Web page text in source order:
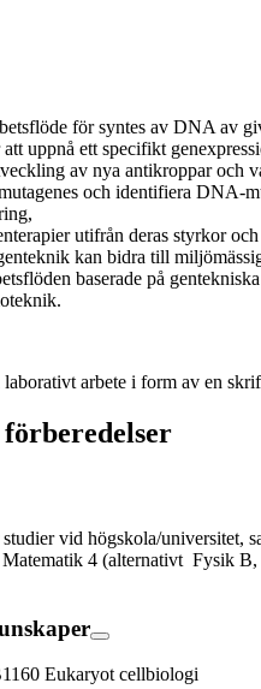
för syntes av DNA av
uppnå ett specifikt
av nya antikroppar och
och identifiera DNA-
utifrån deras styrkor och
kan bidra till
baserade på
laborativt arbete i form av en
vid högskola/universitet,
4 (alternativt Fysik B,
Eukaryot cellbiologi